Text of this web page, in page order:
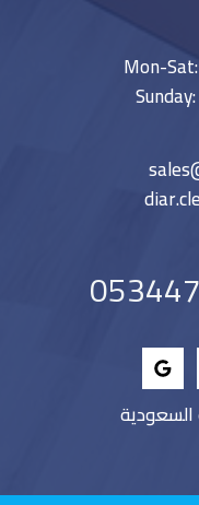
Mon-
السعودية